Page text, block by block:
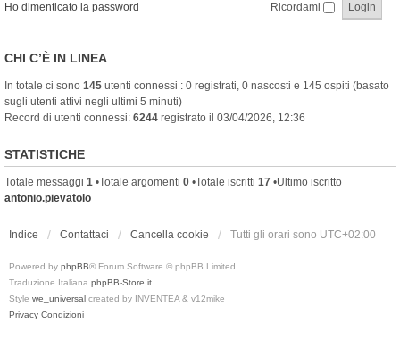
Ho dimenticato la password Ricordami
CHI C’È IN LINEA
In totale ci sono 145 utenti connessi : 0 registrati, 0 nascosti e 145 ospiti (basato
sugli utenti attivi negli ultimi 5 minuti)
Record di utenti connessi: 6244 registrato il 03/04/2026, 12:36
STATISTICHE
Totale messaggi 1 •Totale argomenti 0 •Totale iscritti 17 •Ultimo iscritto
antonio.pievatolo
Indice Contattaci Cancella cookie Tutti gli orari sono UTC+02:00
Powered by phpBB® Forum Software © phpBB Limited
Traduzione Italiana phpBB-Store.it
Style we_universal created by INVENTEA & v12mike
Privacy Condizioni